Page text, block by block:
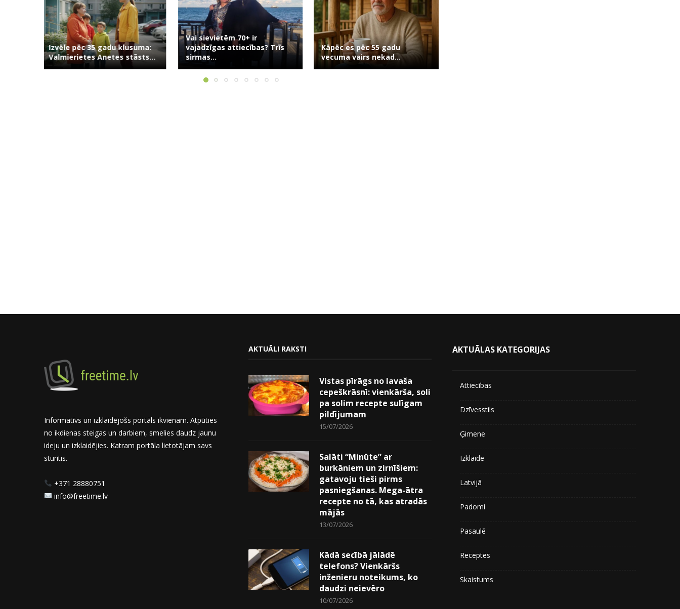
Vai sievietēm 70+ ir
vajadzīgas attiecības? Trīs
sirmas...
Kāpēc es pēc 55 gadu
vecuma vairs nekad...
Es nekad tevi neprecēšu:
vīrieši nosauca 7
nepatīkamākās...
Informatīvs un izklaidējošs portāls ikvienam. Atpūties
no ikdienas steigas un darbiem, smelies daudz jaunu
ideju un izklaidējies. Katram portāla lietotājam savs
stūrītis.
+371 28880751
info@freetime.lv
AKTUĀLI RAKSTI
Vistas pīrāgs no lavaša
cepeškrāsnī: vienkārša, soli
pa solim recepte sulīgam
pildījumam
15/07/2026
Salāti “Minūte” ar
burkāniem un zirnīšiem:
gatavoju tieši pirms
pasniegšanas. Mega-ātra
recepte no tā, kas atradās
mājās
13/07/2026
Kādā secībā jālādē
telefons? Vienkāršs
inženieru noteikums, ko
daudzi neievēro
10/07/2026
AKTUĀLAS KATEGORIJAS
Attiecības
Dzīvesstils
Ģimene
Izklaide
Latvijā
Padomi
Pasaulē
Receptes
Skaistums